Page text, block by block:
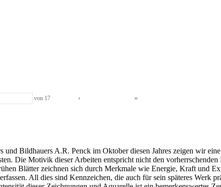
von 17 › »
und Bildhauers A.R. Penck im Oktober diesen Jahres zeigen wir
Die Motivik dieser Arbeiten entspricht nicht den
Blätter zeichnen sich durch Merkmale wie Energie, Kraft und
All dies sind Kennzeichen, die auch für sein späteres Werk